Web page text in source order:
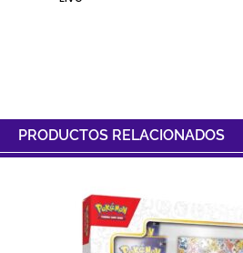
PRODUCTOS RELACIONADOS